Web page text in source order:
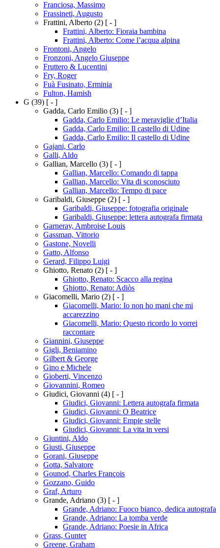
Franciosa, Massimo
Frassineti, Augusto
Frattini, Alberto (2) [ - ]
Frattini, Alberto: Fioraia bambina
Frattini, Alberto: Come l’acqua alpina
Frontoni, Angelo
Fronzoni, Angelo Giuseppe
Fruttero & Lucentini
Fry, Roger
Fuà Fusinato, Erminia
Fulton, Hamish
G (39) [ - ]
Gadda, Carlo Emilio (3) [ - ]
Gadda, Carlo Emilio: Le meraviglie d’Italia
Gadda, Carlo Emilio: Il castello di Udine
Gadda, Carlo Emilio: Il castello di Udine
Gajani, Carlo
Galli, Aldo
Gallian, Marcello (3) [ - ]
Gallian, Marcello: Comando di tappa
Gallian, Marcello: Vita di sconosciuto
Gallian, Marcello: Tempo di pace
Garibaldi, Giuseppe (2) [ - ]
Garibaldi, Giuseppe: fotografia originale
Garibaldi, Giuseppe: lettera autografa firmata
Garneray, Ambroise Louis
Gassman, Vittorio
Gastone, Novelli
Gatto, Alfonso
Gerard, Filippo Luigi
Ghiotto, Renato (2) [ - ]
Ghiotto, Renato: Scacco alla regina
Ghiotto, Renato: Adiòs
Giacomelli, Mario (2) [ - ]
Giacomelli, Mario: Io non ho mani che mi
accarezzino
Giacomelli, Mario: Questo ricordo lo vorrei
raccontare
Giannini, Giuseppe
Gigli, Beniamino
Gilbert & George
Gino e Michele
Gioberti, Vincenzo
Giovannini, Romeo
Giudici, Giovanni (4) [ - ]
Giudici, Giovanni: Lettera autografa firmata
Giudici, Giovanni: O Beatrice
Giudici, Giovanni: Empie stelle
Giudici, Giovanni: La vita in versi
Giuntini, Aldo
Giusti, Giuseppe
Gorani, Giuseppe
Gotta, Salvatore
Gounod, Charles François
Gozzano, Guido
Graf, Arturo
Grande, Adriano (3) [ - ]
Grande, Adriano: Fuoco bianco, dedica autografa
Grande, Adriano: La tomba verde
Grande, Adriano: Poesie in Africa
Grass, Gunter
Greene, Graham